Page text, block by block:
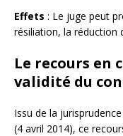
Effets : Le juge peut
résiliation, la réduction
Le recours en
validité du
Issu de la
(4 avril 2014), ce